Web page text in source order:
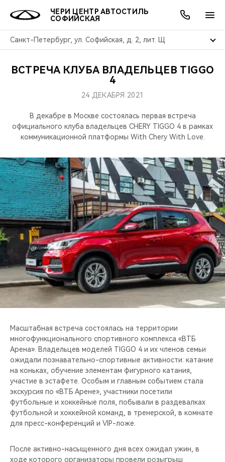
ЧЕРИ ЦЕНТР АВТОСТИЛЬ
СОФИЙСКАЯ
Санкт-Петербург, ул. Софийская, д. 2, лит. Щ
МОДЕЛИ
КРОССОВЕРЫ
СЕДАНЫ
НОВИНКИ
ПОКУПАТЕЛЯМ
КРЕДИТ И СТРАХОВАНИЕ
ВЛАДЕЛЬЦАМ
ЗАПЧАСТИ И АКСЕССУАРЫ
CHERY CONNECT
МИР CHERY
О БРЕНДЕ
ЛЮДИ CHERY
БЛАГОТВОРИТЕЛЬНОСТЬ
CHERY REMOTE
CHERY И СПОРТ
НАШИ МЕРОПРИЯТИЯ
ВИДЕООБЗОРЫ
CHERY ДЛЯ ДЕТЕЙ
АКЦИИ
ОНЛАЙН СЕРВИСЫ
КРЕДИТ
О КОМПАНИИ
МЫ В СОЦСЕТЯХ
ВСТРЕЧА КЛУБА ВЛАДЕЛЬЦЕВ TIGGO
4
24 ДЕКАБРЯ 2021
В декабре в Москве состоялась первая встреча
официального клуба владельцев CHERY TIGGO 4 в рамках
коммуникационной платформы With Chery With Love.
Масштабная встреча состоялась на территории
многофункционального спортивного комплекса «ВТБ
Арена». Владельцев моделей TIGGO 4 и их членов семьи
ожидали познавательно-спортивные активности: катание
на коньках, обучение элементам фигурного катания,
участие в эстафете. Особым и главным событием стала
экскурсия по «ВТБ Арене», участники посетили
футбольные и хоккейные поля, побывали в раздевалках
футбольной и хоккейной команд, в тренерской, в комнате
для пресс-конференций и VIP-ложе.
После активно-насыщенного дня всех ожидал ужин, в
ходе которого организаторы провели розыгрыш